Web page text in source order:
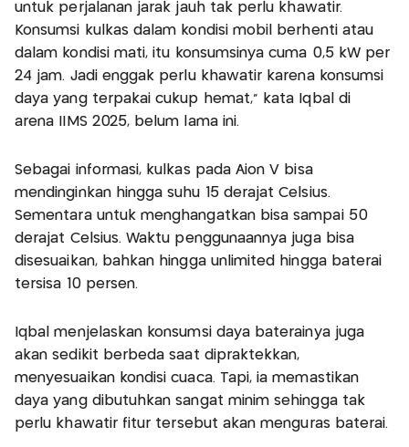
untuk perjalanan jarak jauh tak perlu khawatir.
Konsumsi kulkas dalam kondisi mobil berhenti atau
dalam kondisi mati, itu konsumsinya cuma 0,5 kW per
24 jam. Jadi enggak perlu khawatir karena konsumsi
daya yang terpakai cukup hemat," kata Iqbal di
arena IIMS 2025, belum lama ini.
Sebagai informasi, kulkas pada Aion V bisa
mendinginkan hingga suhu 15 derajat Celsius.
Sementara untuk menghangatkan bisa sampai 50
derajat Celsius. Waktu penggunaannya juga bisa
disesuaikan, bahkan hingga unlimited hingga baterai
tersisa 10 persen.
Iqbal menjelaskan konsumsi daya baterainya juga
akan sedikit berbeda saat dipraktekkan,
menyesuaikan kondisi cuaca. Tapi, ia memastikan
daya yang dibutuhkan sangat minim sehingga tak
perlu khawatir fitur tersebut akan menguras baterai.